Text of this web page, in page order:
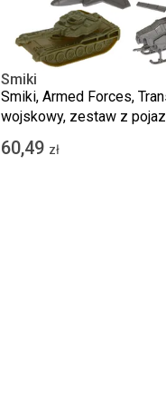
Smiki
Smiki, Armed Forces,
wojskowy, zestaw z
żołnierzykami
60,49 zł